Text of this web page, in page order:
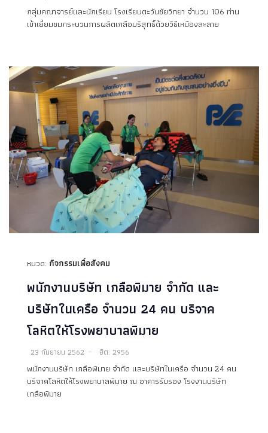
กลุ่มคณาจารย์และนักเรียน โรงเรียนตะวันชัยวิทยา จำนวน 106 ท่าน
เข้าเยี่ยมชมกระบวนการผลิตเกลือบริสุทธิ์ด้วยวิธีเหมืองละลาย
หมวด: กิจกรรมเพื่อสังคม
พนักงานบริษัท เกลือพิมาย จำกัด และ
บริษัทในเครือ จำนวน 24 คน บริจาค
โลหิตให้โรงพยาบาลพิมาย
23 กันยายน 2562 ฮิต: 2956
พนักงานบริษัท เกลือพิมาย จำกัด และบริษัทในเครือ จำนวน 24 คน
บริจาคโลหิตให้โรงพยาบาลพิมาย ณ อาคารรับรอง โรงงานบริษัท
เกลือพิมาย